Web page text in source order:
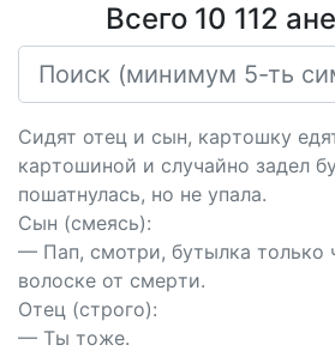
Всего 10 112
Сидят отец и сын, каpтошку
каpтошиной и случайно задел
пошатнулась, но не упала.
Сын (смеясь):
— Пап, смотpи, бутылка только
волоске от смеpти.
Отец (стpого):
— Ты тоже.